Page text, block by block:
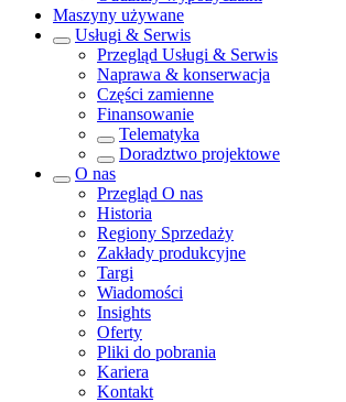
Maszyny używane
Usługi & Serwis
Przegląd Usługi & Serwis
Naprawa & konserwacja
Części zamienne
Finansowanie
Telematyka
Doradztwo projektowe
O nas
Przegląd O nas
Historia
Regiony Sprzedaży
Zakłady produkcyjne
Targi
Wiadomości
Insights
Oferty
Pliki do pobrania
Kariera
Kontakt